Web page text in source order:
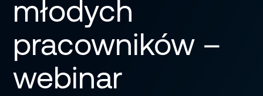
młodych
pracowników –
webinar